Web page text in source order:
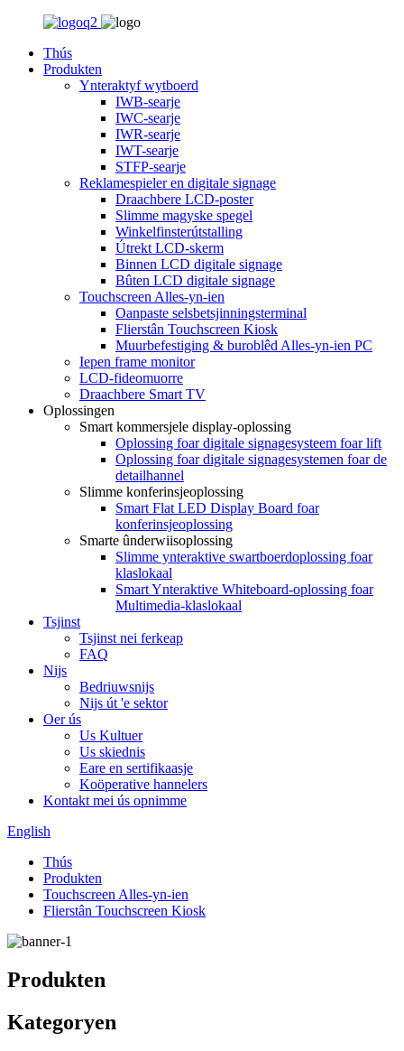
Thús
Produkten
Ynteraktyf wytboerd
IWB-searje
IWC-searje
IWR-searje
IWT-searje
STFP-searje
Reklamespieler en digitale signage
Draachbere LCD-poster
Slimme magyske spegel
Winkelfinsterútstalling
Útrekt LCD-skerm
Binnen LCD digitale signage
Bûten LCD digitale signage
Touchscreen Alles-yn-ien
Oanpaste selsbetsjinningsterminal
Flierstân Touchscreen Kiosk
Muurbefestiging & buroblêd Alles-yn-ien PC
Iepen frame monitor
LCD-fideomuorre
Draachbere Smart TV
Oplossingen
Smart kommersjele display-oplossing
Oplossing foar digitale signagesysteem foar lift
Oplossing foar digitale signagesystemen foar de
detailhannel
Slimme konferinsjeoplossing
Smart Flat LED Display Board foar
konferinsjeoplossing
Smarte ûnderwiisoplossing
Slimme ynteraktive swartboerdoplossing foar
klaslokaal
Smart Ynteraktive Whiteboard-oplossing foar
Multimedia-klaslokaal
Tsjinst
Tsjinst nei ferkeap
FAQ
Nijs
Bedriuwsnijs
Nijs út 'e sektor
Oer ús
Us Kultuer
Us skiednis
Eare en sertifikaasje
Koöperative hannelers
Kontakt mei ús opnimme
English
Thús
Produkten
Touchscreen Alles-yn-ien
Flierstân Touchscreen Kiosk
Produkten
Kategoryen